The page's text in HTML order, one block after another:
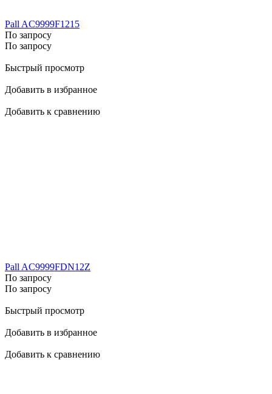
Pall AC9999F1215
По запросу
По запросу
Быстрый просмотр
Добавить в избранное
Добавить к сравнению
Pall AC9999FDN12Z
По запросу
По запросу
Быстрый просмотр
Добавить в избранное
Добавить к сравнению